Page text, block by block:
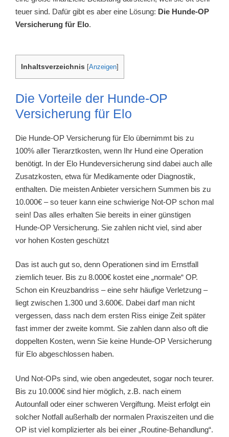
teuer sind. Dafür gibt es aber eine Lösung: Die Hunde-OP
Versicherung für Elo.
Inhaltsverzeichnis [Anzeigen]
Die Vorteile der Hunde-OP
Versicherung für Elo
Die Hunde-OP Versicherung für Elo übernimmt bis zu
100% aller Tierarztkosten, wenn Ihr Hund eine Operation
benötigt. In der Elo Hundeversicherung sind dabei auch alle
Zusatzkosten, etwa für Medikamente oder Diagnostik,
enthalten. Die meisten Anbieter versichern Summen bis zu
10.000€ – so teuer kann eine schwierige Not-OP schon mal
sein! Das alles erhalten Sie bereits in einer günstigen
Hunde-OP Versicherung. Sie zahlen nicht viel, sind aber
vor hohen Kosten geschützt
Das ist auch gut so, denn Operationen sind im Ernstfall
ziemlich teuer. Bis zu 8.000€ kostet eine „normale“ OP.
Schon ein Kreuzbandriss – eine sehr häufige Verletzung –
liegt zwischen 1.300 und 3.600€. Dabei darf man nicht
vergessen, dass nach dem ersten Riss einige Zeit später
fast immer der zweite kommt. Sie zahlen dann also oft die
doppelten Kosten, wenn Sie keine Hunde-OP Versicherung
für Elo abgeschlossen haben.
Und Not-OPs sind, wie oben angedeutet, sogar noch teurer.
Bis zu 10.000€ sind hier möglich, z.B. nach einem
Autounfall oder einer schweren Vergiftung. Meist erfolgt ein
solcher Notfall außerhalb der normalen Praxiszeiten und die
OP ist viel komplizierter als bei einer „Routine-Behandlung“.